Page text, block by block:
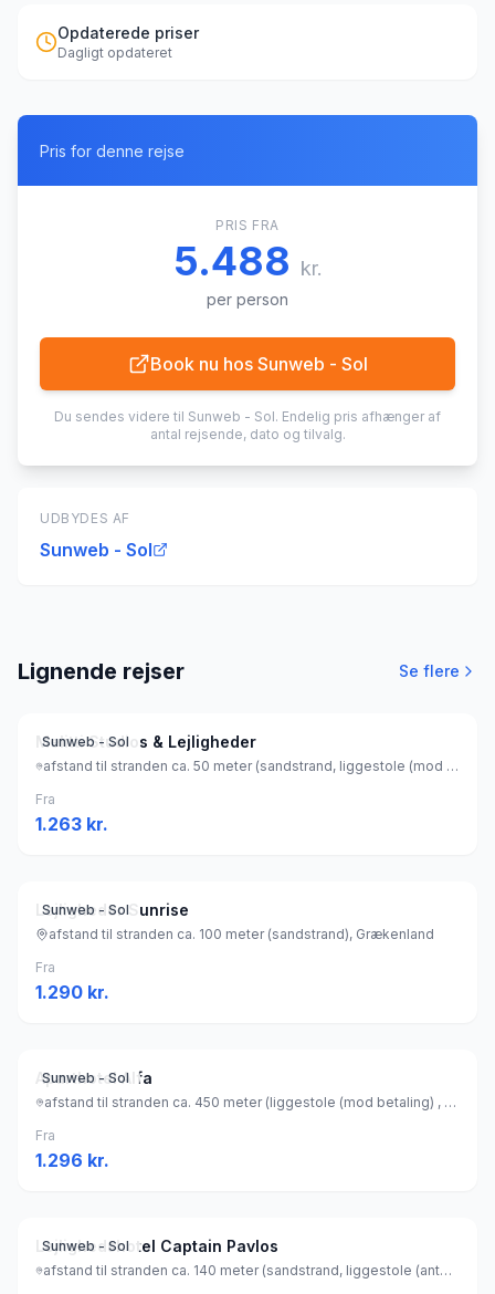
Opdaterede priser
Dagligt opdateret
Pris for denne rejse
PRIS FRA
5.488 kr.
per person
Book nu hos Sunweb - Sol
Du sendes videre til Sunweb - Sol. Endelig pris afhænger af
antal rejsende, dato og tilvalg.
UDBYDES AF
Sunweb - Sol
Lignende rejser Se flere
Sunweb - Sol
Melitti Studios & Lejligheder
afstand til stranden ca. 50 meter (sandstrand, liggestole (mod betaling) , parasol (mod betaling) ), Grækenland
Fra
1.263 kr.
Sunweb - Sol
Lejligheder Sunrise
afstand til stranden ca. 100 meter (sandstrand), Grækenland
Fra
1.290 kr.
Sunweb - Sol
Aparthotel Alfa
afstand til stranden ca. 450 meter (liggestole (mod betaling) , parasol (mod betaling) ), Grækenland
Fra
1.296 kr.
Sunweb - Sol
Lejlighedshotel Captain Pavlos
afstand til stranden ca. 140 meter (sandstrand, liggestole (antal: 20) (gratis) , parasol (gratis) ), Grækenland